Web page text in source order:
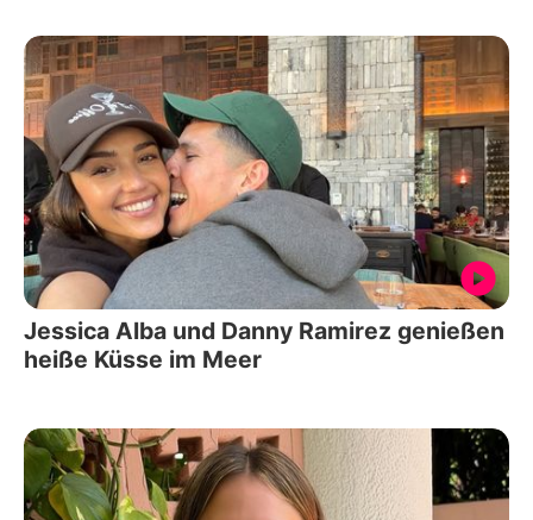
Jessica Alba und Danny Ramirez genießen
heiße Küsse im Meer